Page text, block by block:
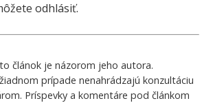
odhlásiť.
článok je názorom jeho autora.
prípade nenahrádzajú konzultáciu
Príspevky a komentáre pod článkom